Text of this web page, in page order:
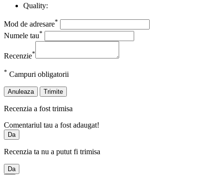
Quality:
Mod de adresare*
Numele tau*
Recenzie*
* Campuri obligatorii
Anuleaza Trimite
Recenzia a fost trimisa
Comentariul tau a fost adaugat!
Da
Recenzia ta nu a putut fi trimisa
Da